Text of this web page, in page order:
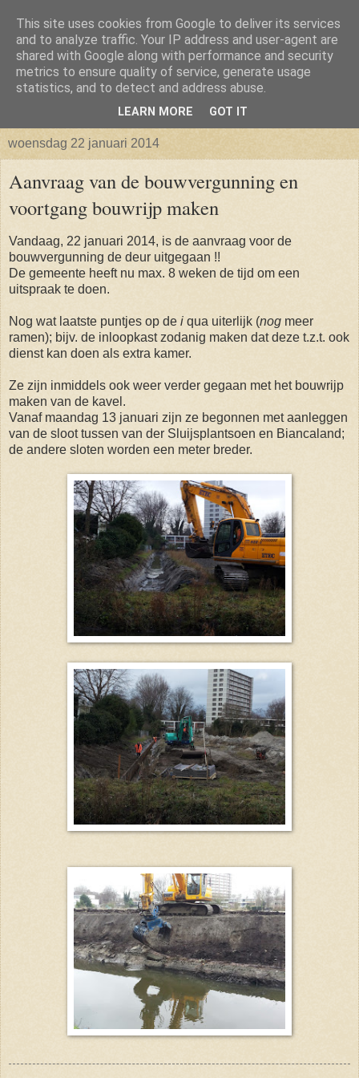
Isabellaland -> Biancaland
De belevenissen omtrent het verkrijgen van een bouwkavel
woensdag 22 januari 2014
Aanvraag van de bouwvergunning en
voortgang bouwrijp maken
Vandaag, 22 januari 2014, is de aanvraag voor de
bouwvergunning de deur uitgegaan !!
De gemeente heeft nu max. 8 weken de tijd om een
uitspraak te doen.
Nog wat laatste puntjes op de i qua uiterlijk (nog meer
ramen); bijv. de inloopkast zodanig maken dat deze t.z.t. ook
dienst kan doen als extra kamer.
Ze zijn inmiddels ook weer verder gegaan met het bouwrijp
maken van de kavel.
Vanaf maandag 13 januari zijn ze begonnen met aanleggen
van de sloot tussen van der Sluijsplantsoen en Biancaland;
de andere sloten worden een meter breder.
This site uses cookies from Google to deliver its services
and to analyze traffic. Your IP address and user-agent are
shared with Google along with performance and security
metrics to ensure quality of service, generate usage
statistics, and to detect and address abuse.
LEARN MORE GOT IT